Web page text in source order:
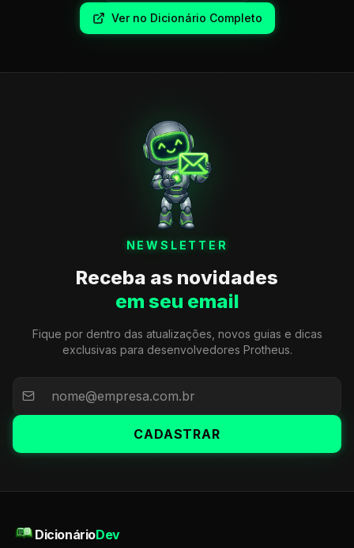
Ver no Dicionário Completo
NEWSLETTER
Receba as novidades
em seu email
Fique por dentro das atualizações, novos guias e dicas
exclusivas para desenvolvedores Protheus.
CADASTRAR
DicionárioDev